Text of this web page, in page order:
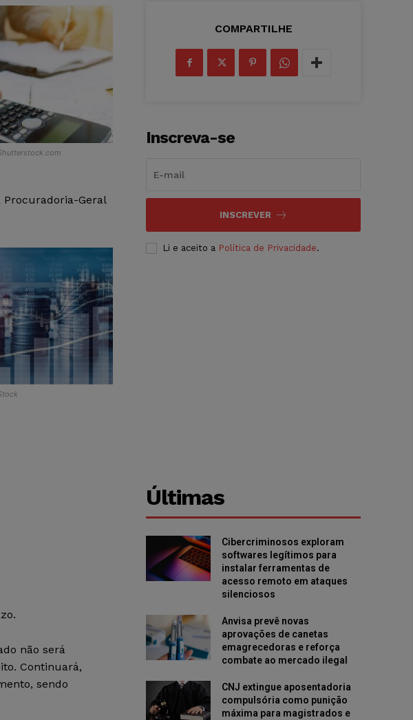
Geral
não será
Continuará,
sendo
COMPARTILHE
Inscreva-se
INSCREVER
Li e aceito a Política de Privacidade.
Últimas
Cibercriminosos exploram
softwares legítimos para
instalar ferramentas de
acesso remoto em ataques
silenciosos
Anvisa prevê novas
aprovações de canetas
emagrecedoras e reforça
combate ao mercado ilegal
CNJ extingue aposentadoria
compulsória como punição
máxima para magistrados e